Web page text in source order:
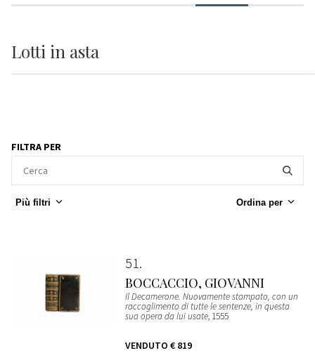
Lotti in asta
FILTRA PER
Più filtri Ordina per
51
BOCCACCIO, GIOVANNI
Il Decamerone. Nuovamente stampato, con un
raccoglimento di tutte le sentenze, in questa
sua opera da lui usate, 1555
VENDUTO € 819